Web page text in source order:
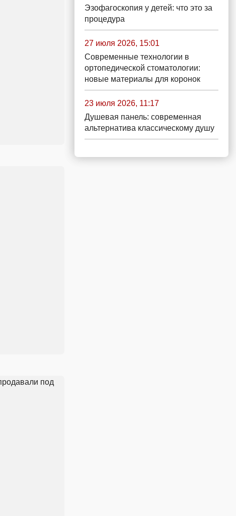
Эзофагоскопия у детей: что это за
процедура
27 июля 2026, 15:01
Современные технологии в
ортопедической стоматологии:
новые материалы для коронок
23 июля 2026, 11:17
Душевая панель: современная
альтернатива классическому душу